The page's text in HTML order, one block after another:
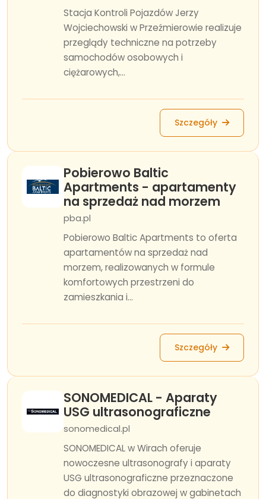
Stacja Kontroli Pojazdów Jerzy
Wojciechowski w Przeźmierowie realizuje
przeglądy techniczne na potrzeby
samochodów osobowych i
ciężarowych,...
Szczegóły
Pobierowo Baltic
Apartments - apartamenty
na sprzedaż nad morzem
pba.pl
Pobierowo Baltic Apartments to oferta
apartamentów na sprzedaż nad
morzem, realizowanych w formule
komfortowych przestrzeni do
zamieszkania i...
Szczegóły
SONOMEDICAL - Aparaty
USG ultrasonograficzne
sonomedical.pl
SONOMEDICAL w Wirach oferuje
nowoczesne ultrasonografy i aparaty
USG ultrasonograficzne przeznaczone
do diagnostyki obrazowej w gabinetach